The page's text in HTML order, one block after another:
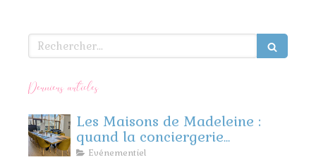
Rechercher
Derniers articles
Les Maisons de Madeleine :
quand la conciergerie
rencontre l’événementiel
Evénementiel